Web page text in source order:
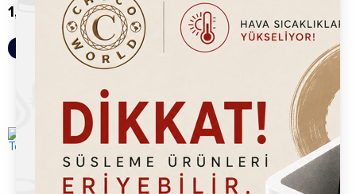
1,925.00TL
Sepete Ekle
175.00
Sepete Ekle